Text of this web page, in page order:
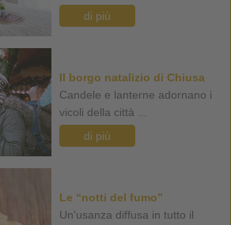
di più
Il borgo natalizio di Chiusa
Candele e lanterne adornano i
vicoli della città ...
di più
Le “notti del fumo”
Un'usanza diffusa in tutto il